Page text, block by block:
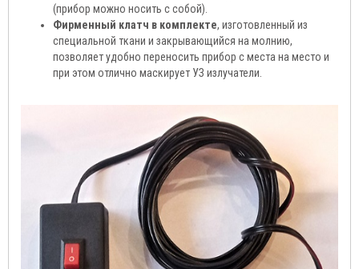
(прибор можно носить с собой).
Фирменный клатч в комплекте, изготовленный из
специальной ткани и закрывающийся на молнию,
позволяет удобно переносить прибор с места на место и
при этом отлично маскирует УЗ излучатели.